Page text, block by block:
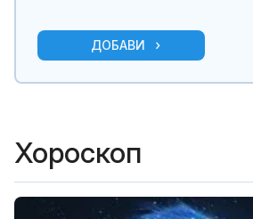
ДОБАВИ
Хороскоп